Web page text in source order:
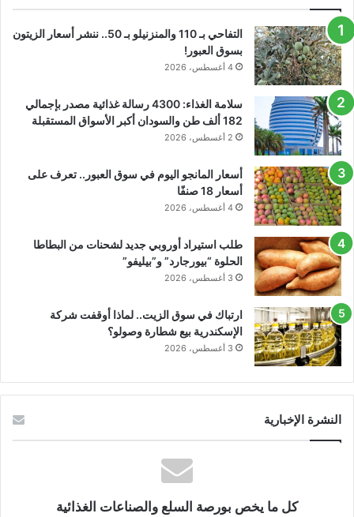
التفاحي بـ 110 والمنزنيلو بـ 50.. ننشر أسعار الزيتون
بسوق العبور!
4 أغسطس، 2026
سلامة الغذاء: 4300 رسالة غذائية مصدر بإجمالي
182 ألف طن والسودان أكبر الأسواق المستقبلة
2 أغسطس، 2026
أسعار المانجو اليوم في سوق العبور.. تعرف على
أسعار 18 صنفًا
4 أغسطس، 2026
طلب استيراد أوروبي جديد لشحنات من البطاطا
الحلوة “بيورجارد” و”بيليفو”
3 أغسطس، 2026
ارتباك في سوق الزيت.. لماذا أوقفت شركة
الإسكندرية بيع شطارة وصولو؟
3 أغسطس، 2026
النشرة الإخبارية
كل ما يخص بورصة السلع والصناعات الغذائية